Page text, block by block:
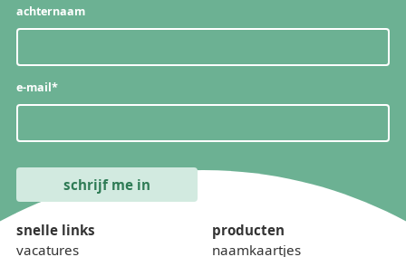
achternaam
e-mail*
snelle links
vacatures
producten
naamkaartjes